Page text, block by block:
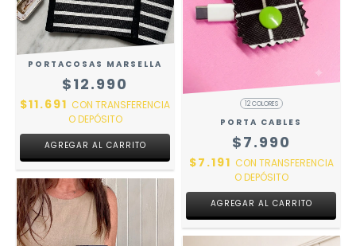
PORTACOSAS MARSELLA
$12.990
$11.691 CON TRANSFERENCIA
O DEPÓSITO
AGREGAR AL CARRITO
12 COLORES
PORTA CABLES
$7.990
$7.191 CON TRANSFERENCIA
O DEPÓSITO
AGREGAR AL CARRITO